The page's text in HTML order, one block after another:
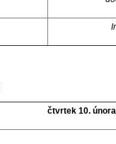
čtvrtek 10.